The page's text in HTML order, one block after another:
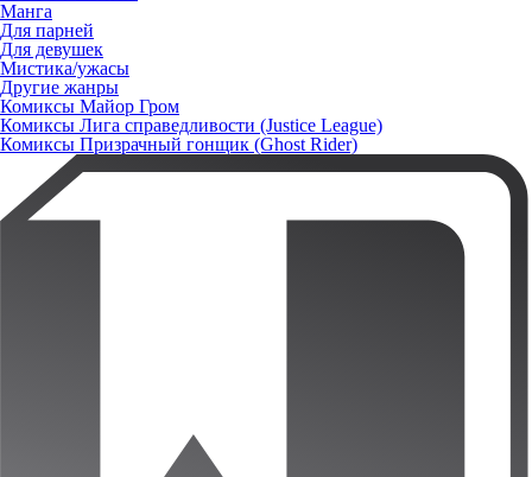
Манга
Для парней
Для девушек
Мистика/ужасы
Другие жанры
Комиксы Майор Гром
Комиксы Лига справедливости (Justice League)
Комиксы Призрачный гонщик (Ghost Rider)